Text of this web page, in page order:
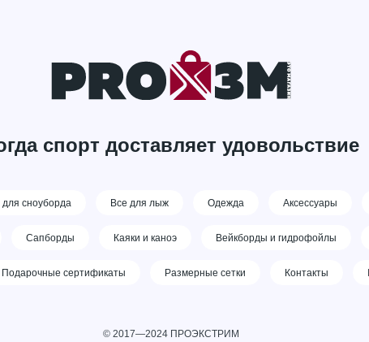
спорт доставляет удовольствие
для сноуборда Все для лыж Одежда Аксессуары
Сапборды Каяки и каноэ Вейкборды и гидрофойлы
Подарочные сертификаты Размерные сетки Контакты
© 2017—2024 ПРОЭКСТРИМ